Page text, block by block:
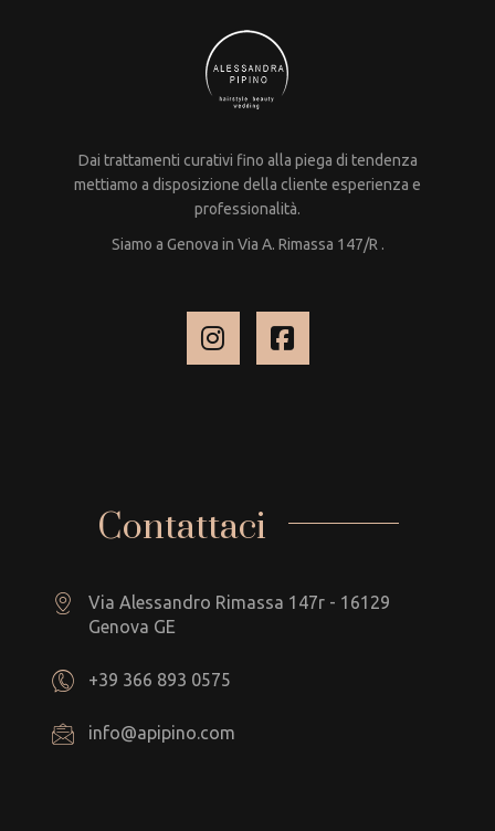
Dai trattamenti curativi fino alla piega di tendenza
mettiamo a disposizione della cliente esperienza e
professionalità.
Siamo a Genova in Via A. Rimassa 147/R .
Contattaci
Via Alessandro Rimassa 147r - 16129
Genova GE
+39 366 893 0575
info@apipino.com